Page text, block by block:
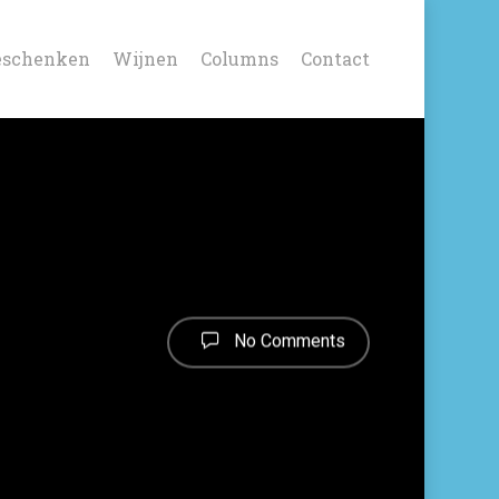
Wijnen Columns Contact
No Comments